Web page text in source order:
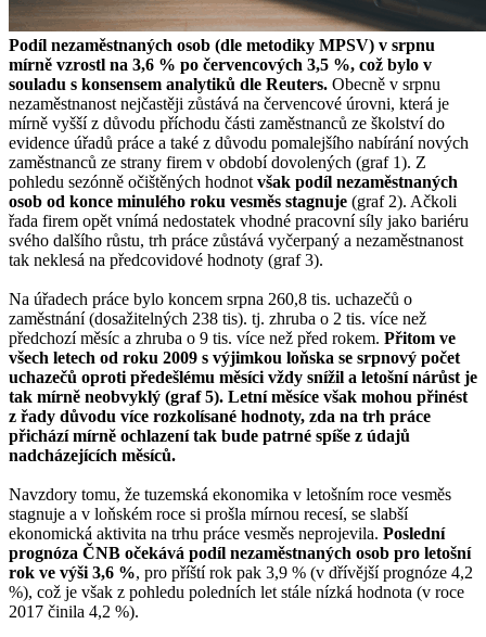
Podíl nezaměstnaných osob (dle metodiky MPSV) v srpnu
mírně vzrostl na 3,6 % po červencových 3,5 %, což bylo v
souladu s konsensem analytiků dle Reuters. Obecně v srpnu
nezaměstnanost nejčastěji zůstává na červencové úrovni, která je
mírně vyšší z důvodu příchodu části zaměstnanců ze školství do
evidence úřadů práce a také z důvodu pomalejšího nabírání nových
zaměstnanců ze strany firem v období dovolených (graf 1). Z
pohledu sezónně očištěných hodnot však podíl nezaměstnaných
osob od konce minulého roku vesměs stagnuje (graf 2). Ačkoli
řada firem opět vnímá nedostatek vhodné pracovní síly jako bariéru
svého dalšího růstu, trh práce zůstává vyčerpaný a nezaměstnanost
tak neklesá na předcovidové hodnoty (graf 3).
Na úřadech práce bylo koncem srpna 260,8 tis. uchazečů o
zaměstnání (dosažitelných 238 tis). tj. zhruba o 2 tis. více než
předchozí měsíc a zhruba o 9 tis. více než před rokem. Přitom ve
všech letech od roku 2009 s výjimkou loňska se srpnový počet
uchazečů oproti předešlému měsíci vždy snížil a letošní nárůst je
tak mírně neobvyklý (graf 5). Letní měsíce však mohou přinést
z řady důvodu více rozkolísané hodnoty, zda na trh práce
přichází mírně ochlazení tak bude patrné spíše z údajů
nadcházejících měsíců.
Navzdory tomu, že tuzemská ekonomika v letošním roce vesměs
stagnuje a v loňském roce si prošla mírnou recesí, se slabší
ekonomická aktivita na trhu práce vesměs neprojevila. Poslední
prognóza ČNB očekává podíl nezaměstnaných osob pro letošní
rok ve výši 3,6 %, pro příští rok pak 3,9 % (v dřívější prognóze 4,2
%), což je však z pohledu poledních let stále nízká hodnota (v roce
2017 činila 4,2 %).